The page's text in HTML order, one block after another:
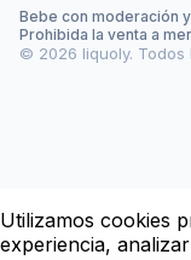
Bebe con moderación
Prohibida la venta a
© 2026 liquoly.
Utilizamos cookies
experiencia,